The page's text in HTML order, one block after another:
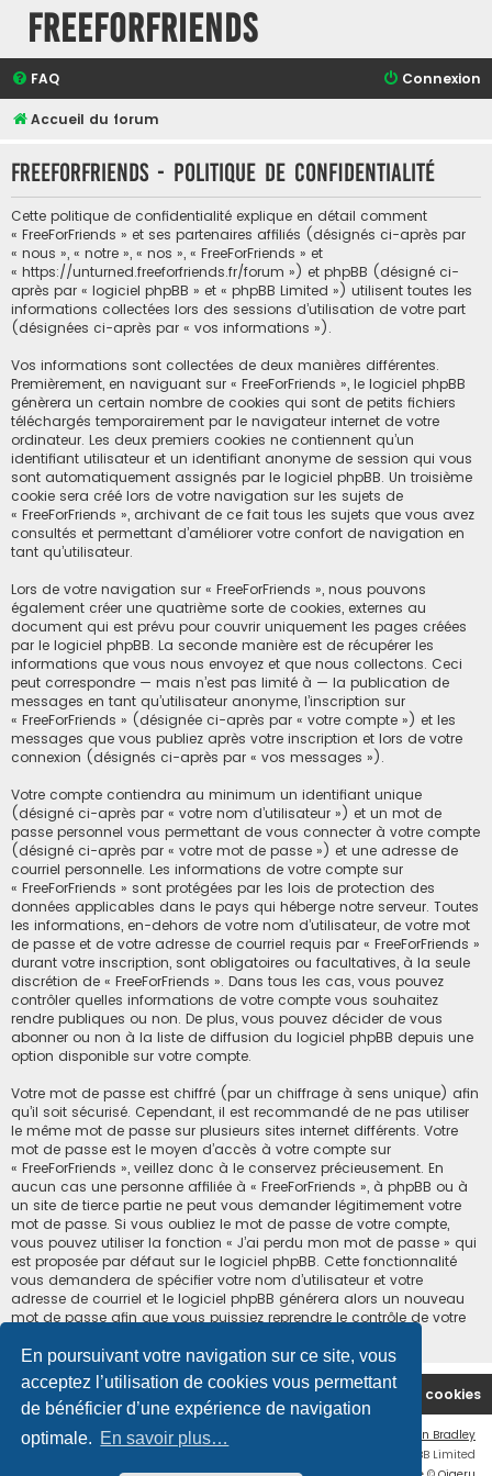
En poursuivant votre navigation sur ce site, vous
acceptez l’utilisation de cookies vous permettant
de bénéficier d’une expérience de navigation
optimale. En savoir plus…
FreeForFriends
FAQ Connexion
Accueil du forum
FreeForFriends - Politique de confidentialité
Cette politique de confidentialité explique en détail comment
« FreeForFriends » et ses partenaires affiliés (désignés ci-après par
« nous », « notre », « nos », « FreeForFriends » et
« https://unturned.freeforfriends.fr/forum ») et phpBB (désigné ci-
après par « logiciel phpBB » et « phpBB Limited ») utilisent toutes les
informations collectées lors des sessions d’utilisation de votre part
(désignées ci-après par « vos informations »).
Vos informations sont collectées de deux manières différentes.
Premièrement, en naviguant sur « FreeForFriends », le logiciel phpBB
génèrera un certain nombre de cookies qui sont de petits fichiers
téléchargés temporairement par le navigateur internet de votre
ordinateur. Les deux premiers cookies ne contiennent qu’un
identifiant utilisateur et un identifiant anonyme de session qui vous
sont automatiquement assignés par le logiciel phpBB. Un troisième
cookie sera créé lors de votre navigation sur les sujets de
« FreeForFriends », archivant de ce fait tous les sujets que vous avez
consultés et permettant d’améliorer votre confort de navigation en
tant qu’utilisateur.
Lors de votre navigation sur « FreeForFriends », nous pouvons
également créer une quatrième sorte de cookies, externes au
document qui est prévu pour couvrir uniquement les pages créées
par le logiciel phpBB. La seconde manière est de récupérer les
informations que vous nous envoyez et que nous collectons. Ceci
peut correspondre — mais n’est pas limité à — la publication de
messages en tant qu’utilisateur anonyme, l’inscription sur
« FreeForFriends » (désignée ci-après par « votre compte ») et les
messages que vous publiez après votre inscription et lors de votre
connexion (désignés ci-après par « vos messages »).
Votre compte contiendra au minimum un identifiant unique
(désigné ci-après par « votre nom d’utilisateur ») et un mot de
passe personnel vous permettant de vous connecter à votre compte
(désigné ci-après par « votre mot de passe ») et une adresse de
courriel personnelle. Les informations de votre compte sur
« FreeForFriends » sont protégées par les lois de protection des
données applicables dans le pays qui héberge notre serveur. Toutes
les informations, en-dehors de votre nom d’utilisateur, de votre mot
de passe et de votre adresse de courriel requis par « FreeForFriends »
durant votre inscription, sont obligatoires ou facultatives, à la seule
discrétion de « FreeForFriends ». Dans tous les cas, vous pouvez
contrôler quelles informations de votre compte vous souhaitez
rendre publiques ou non. De plus, vous pouvez décider de vous
abonner ou non à la liste de diffusion du logiciel phpBB depuis une
option disponible sur votre compte.
Votre mot de passe est chiffré (par un chiffrage à sens unique) afin
qu’il soit sécurisé. Cependant, il est recommandé de ne pas utiliser
le même mot de passe sur plusieurs sites internet différents. Votre
mot de passe est le moyen d’accès à votre compte sur
« FreeForFriends », veillez donc à le conservez précieusement. En
aucun cas une personne affiliée à « FreeForFriends », à phpBB ou à
un site de tierce partie ne peut vous demander légitimement votre
mot de passe. Si vous oubliez le mot de passe de votre compte,
vous pouvez utiliser la fonction « J’ai perdu mon mot de passe » qui
est proposée par défaut sur le logiciel phpBB. Cette fonctionnalité
vous demandera de spécifier votre nom d’utilisateur et votre
adresse de courriel et le logiciel phpBB générera alors un nouveau
mot de passe afin que vous puissiez reprendre le contrôle de votre
Accueil du forum Supprimer les cookies
Ian Bradley
® Forum Software © phpBB Limited